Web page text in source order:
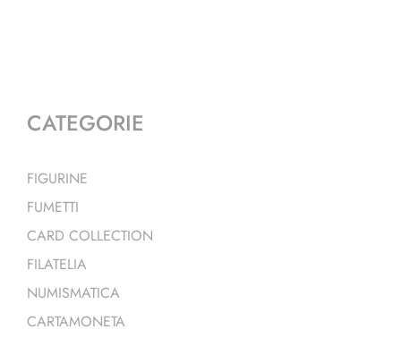
CATEGORIE
FIGURINE
FUMETTI
CARD COLLECTION
FILATELIA
NUMISMATICA
CARTAMONETA